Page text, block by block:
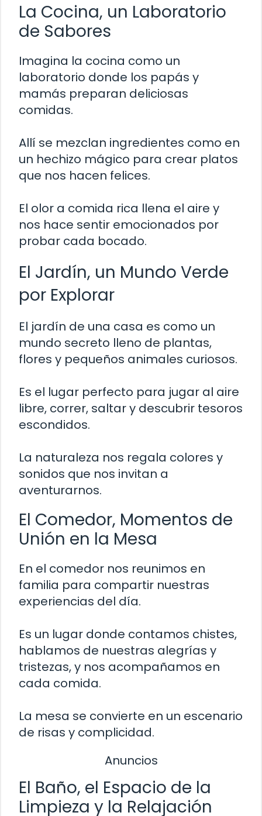
La Cocina, un Laboratorio
de Sabores
Imagina la cocina como un
laboratorio donde los papás y
mamás preparan deliciosas
comidas.
Allí se mezclan ingredientes como en
un hechizo mágico para crear platos
que nos hacen felices.
El olor a comida rica llena el aire y
nos hace sentir emocionados por
probar cada bocado.
El Jardín, un Mundo Verde
por Explorar
El jardín de una casa es como un
mundo secreto lleno de plantas,
flores y pequeños animales curiosos.
Es el lugar perfecto para jugar al aire
libre, correr, saltar y descubrir tesoros
escondidos.
La naturaleza nos regala colores y
sonidos que nos invitan a
aventurarnos.
El Comedor, Momentos de
Unión en la Mesa
En el comedor nos reunimos en
familia para compartir nuestras
experiencias del día.
Es un lugar donde contamos chistes,
hablamos de nuestras alegrías y
tristezas, y nos acompañamos en
cada comida.
La mesa se convierte en un escenario
de risas y complicidad.
Anuncios
El Baño, el Espacio de la
Limpieza y la Relajación